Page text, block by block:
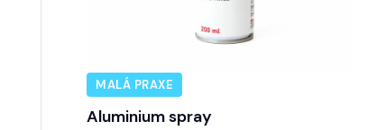
MALÁ PRAXE
Aluminium spray